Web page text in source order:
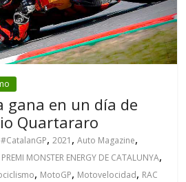
gana en un día de
Quartararo
#CatalanGP,2021 ,Auto Magazine,
MONSTER ENERGY DE CATALUNYA,
, MotoGP, Motovelocidad, RAC